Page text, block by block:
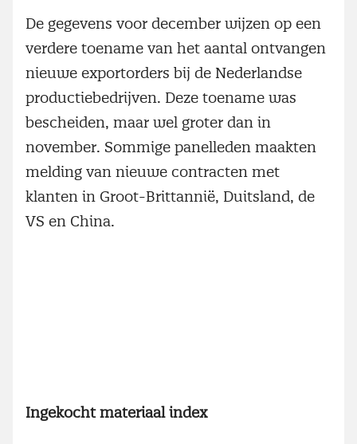
De gegevens voor december wijzen op een
verdere toename van het aantal ontvangen
nieuwe exportorders bij de Nederlandse
productiebedrijven. Deze toename was
bescheiden, maar wel groter dan in
november. Sommige panelleden maakten
melding van nieuwe contracten met
klanten in Groot-Brittannië, Duitsland, de
VS en China.
Ingekocht materiaal index